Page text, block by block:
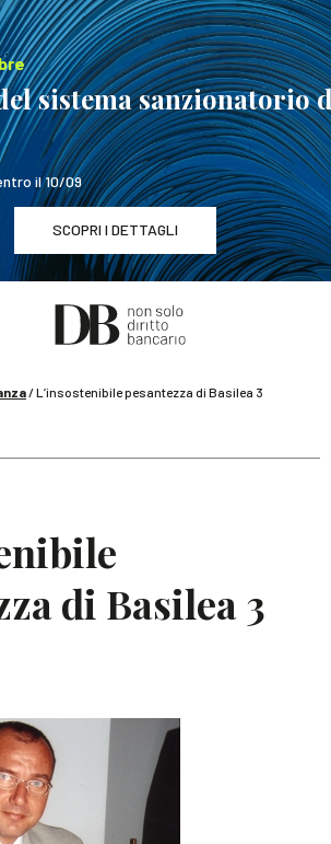
sistema sanzionatorio
il 10/09
SCOPRI I DETTAGLI
WEBINAR / 1° Ottobre
del sistema sanzionatorio del TUF
/L’insostenibile pesantezza di Basilea 3
di Basilea 3